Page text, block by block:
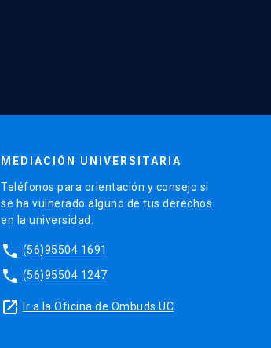
MEDIACIÓN UNIVERSITARIA
Teléfonos para orientación y consejo si
se ha vulnerado alguno de tus derechos
en la universidad.
phone (56)95504 1691
phone (56)95504 1247
launch Ir a la Oficina de Ombuds UC